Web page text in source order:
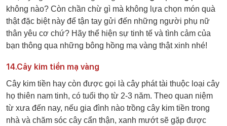
không nào? Còn chần chừ gì mà không lựa chọn món quà
thật đặc biệt này để tận tay gửi đến những người phụ nữ
thân yêu cơ chứ? Hãy thể hiện sự tinh tế và tình cảm của
bạn thông qua những bông hồng mạ vàng thật xinh nhé!
14.Cây kim tiền mạ vàng
Cây kim tiền hay còn được gọi là cây phát tài thuộc loại cây
họ thiên nam tinh, có tuổi thọ từ 2-3 năm. Theo quan niệm
từ xưa đến nay, nếu gia đình nào trồng cây kim tiền trong
nhà và chăm sóc cây cẩn thận, xanh mướt sẽ gặp được